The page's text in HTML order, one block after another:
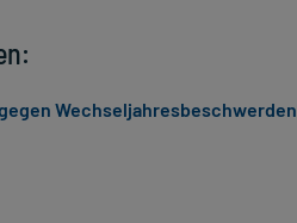
Wechseljahresbeschwerden